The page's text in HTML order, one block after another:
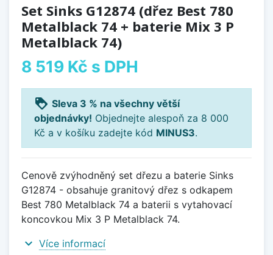
Set Sinks G12874 (dřez Best 780
Metalblack 74 + baterie Mix 3 P
Metalblack 74)
8 519 Kč s DPH
loyalty Sleva 3 % na všechny větší
objednávky! Objednejte alespoň za 8 000
Kč a v košíku zadejte kód MINUS3.
Cenově zvýhodněný set dřezu a baterie Sinks
G12874 - obsahuje granitový dřez s odkapem
Best 780 Metalblack 74 a baterii s vytahovací
koncovkou Mix 3 P Metalblack 74.
expand_more Více informací